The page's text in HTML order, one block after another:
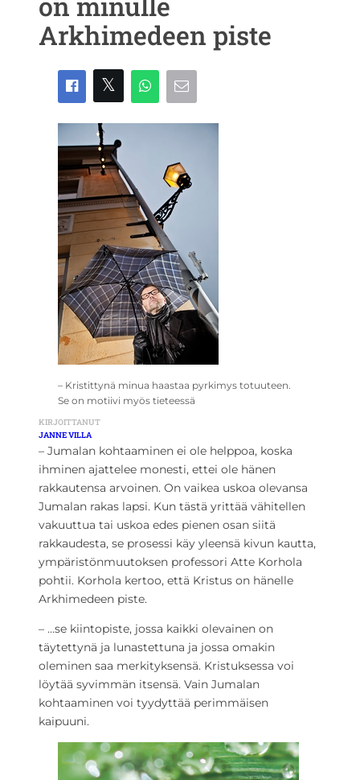
Arkhimedeen piste
– Kristittynä minua haastaa pyrkimys totuuteen.
Se on motiivi myös tieteessä
KIRJOITTANUT
JANNE VILLA
– Jumalan kohtaaminen ei ole helppoa, koska
ihminen ajattelee monesti, ettei ole hänen
rakkautensa arvoinen. On vaikea uskoa olevansa
Jumalan rakas lapsi. Kun tästä yrittää vähitellen
vakuuttua tai uskoa edes pienen osan siitä
rakkaudesta, se prosessi käy yleensä kivun kautta,
ympäristönmuutoksen professori Atte Korhola
pohtii. Korhola kertoo, että Kristus on hänelle
Arkhimedeen piste.
– …se kiintopiste, jossa kaikki olevainen on
täytettynä ja lunastettuna ja jossa omakin
oleminen saa merkityksensä. Kristuksessa voi
löytää syvimmän itsensä. Vain Jumalan
kohtaaminen voi tyydyttää perimmäisen
kaipuuni.